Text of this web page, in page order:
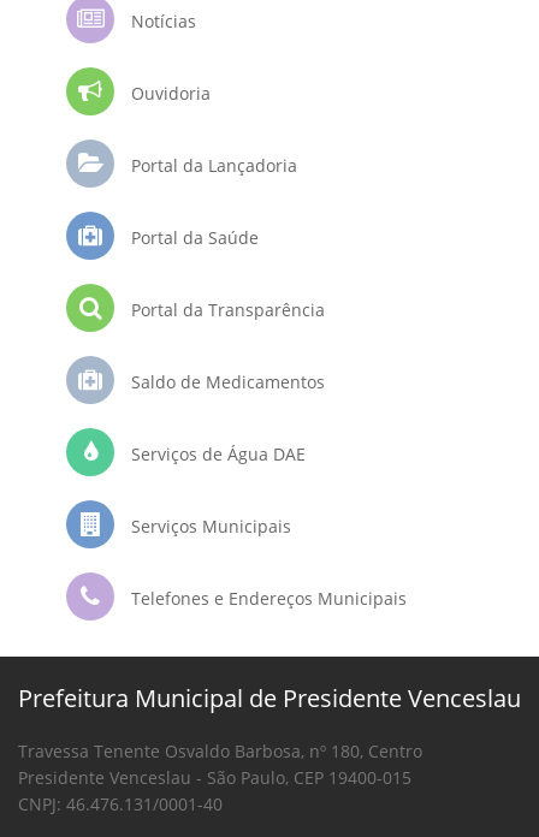
Notícias
Ouvidoria
Portal da Lançadoria
Portal da Saúde
Portal da Transparência
Saldo de Medicamentos
Serviços de Água DAE
Serviços Municipais
Telefones e Endereços Municipais
Prefeitura Municipal de Presidente Venceslau
Travessa Tenente Osvaldo Barbosa, nº 180, Centro
Presidente Venceslau - São Paulo, CEP 19400-015
CNPJ: 46.476.131/0001-40